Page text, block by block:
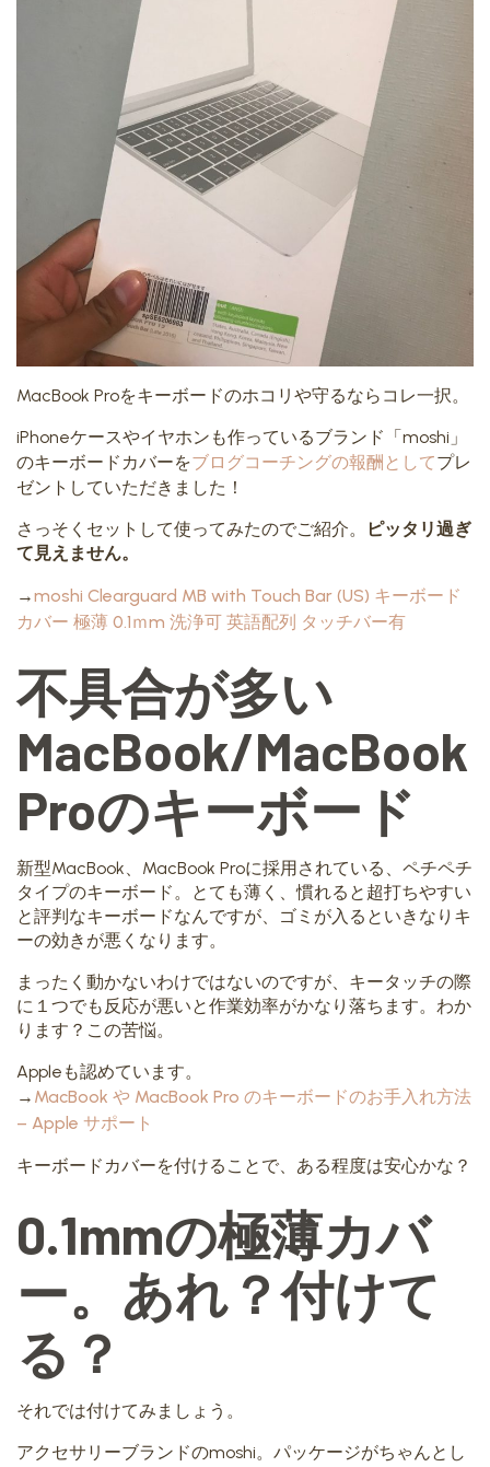
MacBook Proをキーボードのホコリや守るならコレ一択。
iPhoneケースやイヤホンも作っているブランド「moshi」
のキーボードカバーをブログコーチングの報酬としてプレ
ゼントしていただきました！
さっそくセットして使ってみたのでご紹介。
ピッタリ過ぎ
て見えません。
→moshi Clearguard MB with Touch Bar (US) キーボード
カバー 極薄 0.1ｍm 洗浄可 英語配列 タッチバー有
不具合が多い
MacBook/MacBook
Proのキーボード
新型MacBook、MacBook Proに採用されている、ペチペチ
タイプのキーボード。とても薄く、慣れると超打ちやすい
と評判なキーボードなんですが、ゴミが入るといきなりキ
ーの効きが悪くなります。
まったく動かないわけではないのですが、キータッチの際
に１つでも反応が悪いと作業効率がかなり落ちます。わか
ります？この苦悩。
Appleも認めています。
→ MacBook や MacBook Pro のキーボードのお手入れ方法
– Apple サポート
キーボードカバーを付けることで、ある程度は安心かな？
0.1mmの極薄カバ
ー。あれ？付けて
る？
それでは付けてみましょう。
アクセサリーブランドのmoshi。パッケージがちゃんとし